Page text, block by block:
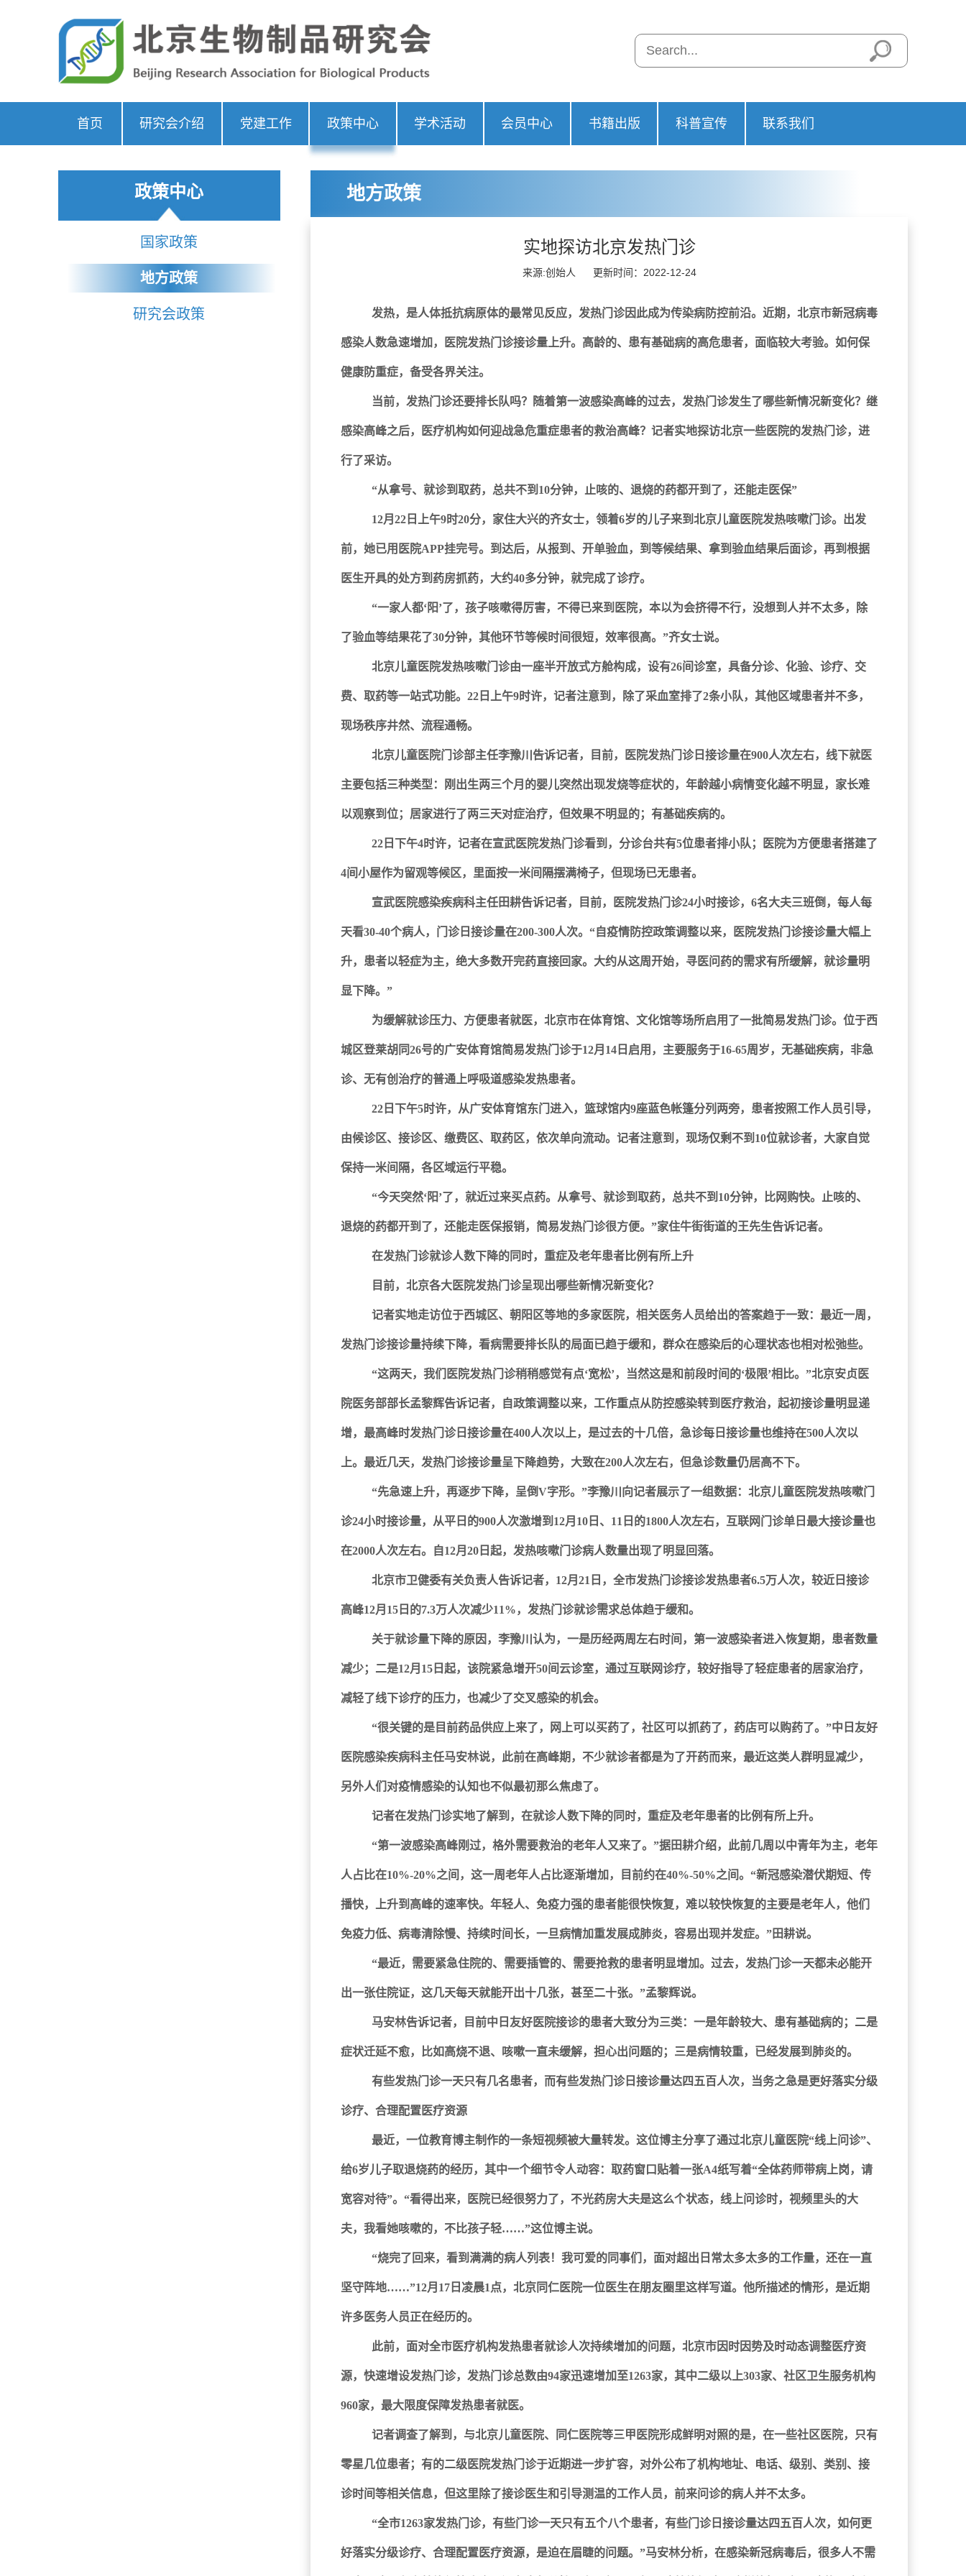
首页 研究会介绍 党建工作 政策中心 学术活动 会员中心 书籍出版 科普宣传 联系我们
政策中心
国家政策
地方政策
研究会政策
地方政策
实地探访北京发热门诊
来源:创始人 更新时间：2022-12-24
发热，是人体抵抗病原体的最常见反应，发热门诊因此成为传染病防控前沿。近期，北京市新冠病毒
感染人数急速增加，医院发热门诊接诊量上升。高龄的、患有基础病的高危患者，面临较大考验。如何保
健康防重症，备受各界关注。
当前，发热门诊还要排长队吗？随着第一波感染高峰的过去，发热门诊发生了哪些新情况新变化？继
感染高峰之后，医疗机构如何迎战急危重症患者的救治高峰？记者实地探访北京一些医院的发热门诊，进
行了采访。
“从拿号、就诊到取药，总共不到10分钟，止咳的、退烧的药都开到了，还能走医保”
12月22日上午9时20分，家住大兴的齐女士，领着6岁的儿子来到北京儿童医院发热咳嗽门诊。出发
前，她已用医院APP挂完号。到达后，从报到、开单验血，到等候结果、拿到验血结果后面诊，再到根据
医生开具的处方到药房抓药，大约40多分钟，就完成了诊疗。
“一家人都‘阳’了，孩子咳嗽得厉害，不得已来到医院，本以为会挤得不行，没想到人并不太多，除
了验血等结果花了30分钟，其他环节等候时间很短，效率很高。”齐女士说。
北京儿童医院发热咳嗽门诊由一座半开放式方舱构成，设有26间诊室，具备分诊、化验、诊疗、交
费、取药等一站式功能。22日上午9时许，记者注意到，除了采血室排了2条小队，其他区域患者并不多，
现场秩序井然、流程通畅。
北京儿童医院门诊部主任李豫川告诉记者，目前，医院发热门诊日接诊量在900人次左右，线下就医
主要包括三种类型：刚出生两三个月的婴儿突然出现发烧等症状的，年龄越小病情变化越不明显，家长难
以观察到位；居家进行了两三天对症治疗，但效果不明显的；有基础疾病的。
22日下午4时许，记者在宣武医院发热门诊看到，分诊台共有5位患者排小队；医院为方便患者搭建了
4间小屋作为留观等候区，里面按一米间隔摆满椅子，但现场已无患者。
宣武医院感染疾病科主任田耕告诉记者，目前，医院发热门诊24小时接诊，6名大夫三班倒，每人每
天看30-40个病人，门诊日接诊量在200-300人次。“自疫情防控政策调整以来，医院发热门诊接诊量大幅上
升，患者以轻症为主，绝大多数开完药直接回家。大约从这周开始，寻医问药的需求有所缓解，就诊量明
显下降。”
为缓解就诊压力、方便患者就医，北京市在体育馆、文化馆等场所启用了一批简易发热门诊。位于西
城区登莱胡同26号的广安体育馆简易发热门诊于12月14日启用，主要服务于16-65周岁，无基础疾病，非急
诊、无有创治疗的普通上呼吸道感染发热患者。
22日下午5时许，从广安体育馆东门进入，篮球馆内9座蓝色帐篷分列两旁，患者按照工作人员引导，
由候诊区、接诊区、缴费区、取药区，依次单向流动。记者注意到，现场仅剩不到10位就诊者，大家自觉
保持一米间隔，各区域运行平稳。
“今天突然‘阳’了，就近过来买点药。从拿号、就诊到取药，总共不到10分钟，比网购快。止咳的、
退烧的药都开到了，还能走医保报销，简易发热门诊很方便。”家住牛街街道的王先生告诉记者。
在发热门诊就诊人数下降的同时，重症及老年患者比例有所上升
目前，北京各大医院发热门诊呈现出哪些新情况新变化？
记者实地走访位于西城区、朝阳区等地的多家医院，相关医务人员给出的答案趋于一致：最近一周，
发热门诊接诊量持续下降，看病需要排长队的局面已趋于缓和，群众在感染后的心理状态也相对松弛些。
“这两天，我们医院发热门诊稍稍感觉有点‘宽松’，当然这是和前段时间的‘极限’相比。”北京安贞医
院医务部部长孟黎辉告诉记者，自政策调整以来，工作重点从防控感染转到医疗救治，起初接诊量明显递
增，最高峰时发热门诊日接诊量在400人次以上，是过去的十几倍，急诊每日接诊量也维持在500人次以
上。最近几天，发热门诊接诊量呈下降趋势，大致在200人次左右，但急诊数量仍居高不下。
“先急速上升，再逐步下降，呈倒V字形。”李豫川向记者展示了一组数据：北京儿童医院发热咳嗽门
诊24小时接诊量，从平日的900人次激增到12月10日、11日的1800人次左右，互联网门诊单日最大接诊量也
在2000人次左右。自12月20日起，发热咳嗽门诊病人数量出现了明显回落。
北京市卫健委有关负责人告诉记者，12月21日，全市发热门诊接诊发热患者6.5万人次，较近日接诊
高峰12月15日的7.3万人次减少11%，发热门诊就诊需求总体趋于缓和。
关于就诊量下降的原因，李豫川认为，一是历经两周左右时间，第一波感染者进入恢复期，患者数量
减少；二是12月15日起，该院紧急增开50间云诊室，通过互联网诊疗，较好指导了轻症患者的居家治疗，
减轻了线下诊疗的压力，也减少了交叉感染的机会。
“很关键的是目前药品供应上来了，网上可以买药了，社区可以抓药了，药店可以购药了。”中日友好
医院感染疾病科主任马安林说，此前在高峰期，不少就诊者都是为了开药而来，最近这类人群明显减少，
另外人们对疫情感染的认知也不似最初那么焦虑了。
记者在发热门诊实地了解到，在就诊人数下降的同时，重症及老年患者的比例有所上升。
“第一波感染高峰刚过，格外需要救治的老年人又来了。”据田耕介绍，此前几周以中青年为主，老年
人占比在10%-20%之间，这一周老年人占比逐渐增加，目前约在40%-50%之间。“新冠感染潜伏期短、传
播快，上升到高峰的速率快。年轻人、免疫力强的患者能很快恢复，难以较快恢复的主要是老年人，他们
免疫力低、病毒清除慢、持续时间长，一旦病情加重发展成肺炎，容易出现并发症。”田耕说。
“最近，需要紧急住院的、需要插管的、需要抢救的患者明显增加。过去，发热门诊一天都未必能开
出一张住院证，这几天每天就能开出十几张，甚至二十张。”孟黎辉说。
马安林告诉记者，目前中日友好医院接诊的患者大致分为三类：一是年龄较大、患有基础病的；二是
症状迁延不愈，比如高烧不退、咳嗽一直未缓解，担心出问题的；三是病情较重，已经发展到肺炎的。
有些发热门诊一天只有几名患者，而有些发热门诊日接诊量达四五百人次，当务之急是更好落实分级
诊疗、合理配置医疗资源
最近，一位教育博主制作的一条短视频被大量转发。这位博主分享了通过北京儿童医院“线上问诊”、
给6岁儿子取退烧药的经历，其中一个细节令人动容：取药窗口贴着一张A4纸写着“全体药师带病上岗，请
宽容对待”。“看得出来，医院已经很努力了，不光药房大夫是这么个状态，线上问诊时，视频里头的大
夫，我看她咳嗽的，不比孩子轻……”这位博主说。
“烧完了回来，看到满满的病人列表！我可爱的同事们，面对超出日常太多太多的工作量，还在一直
坚守阵地……”12月17日凌晨1点，北京同仁医院一位医生在朋友圈里这样写道。他所描述的情形，是近期
许多医务人员正在经历的。
此前，面对全市医疗机构发热患者就诊人次持续增加的问题，北京市因时因势及时动态调整医疗资
源，快速增设发热门诊，发热门诊总数由94家迅速增加至1263家，其中二级以上303家、社区卫生服务机构
960家，最大限度保障发热患者就医。
记者调查了解到，与北京儿童医院、同仁医院等三甲医院形成鲜明对照的是，在一些社区医院，只有
零星几位患者；有的二级医院发热门诊于近期进一步扩容，对外公布了机构地址、电话、级别、类别、接
诊时间等相关信息，但这里除了接诊医生和引导测温的工作人员，前来问诊的病人并不太多。
“全市1263家发热门诊，有些门诊一天只有五个八个患者，有些门诊日接诊量达四五百人次，如何更
好落实分级诊疗、合理配置医疗资源，是迫在眉睫的问题。”马安林分析，在感染新冠病毒后，很多人不需